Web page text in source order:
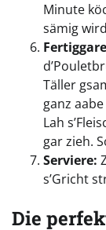
Minute
sämig
Täller
ganz
Lah
gar zieh.
Serviere:
s’Gricht
Die